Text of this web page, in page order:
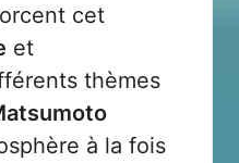
cet
et
thèmes
à la fois